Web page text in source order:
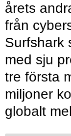
årets
från
Surfshark
med sju
tre första
miljoner
globalt